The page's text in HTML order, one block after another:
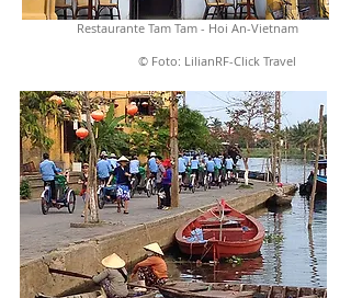
Restaurante Tam Tam - Hoi An-Vietnam
© Foto: LilianRF-Click Travel